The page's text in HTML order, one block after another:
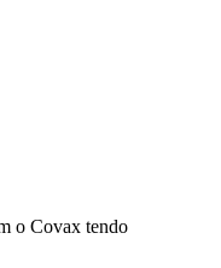
o Covax tendo